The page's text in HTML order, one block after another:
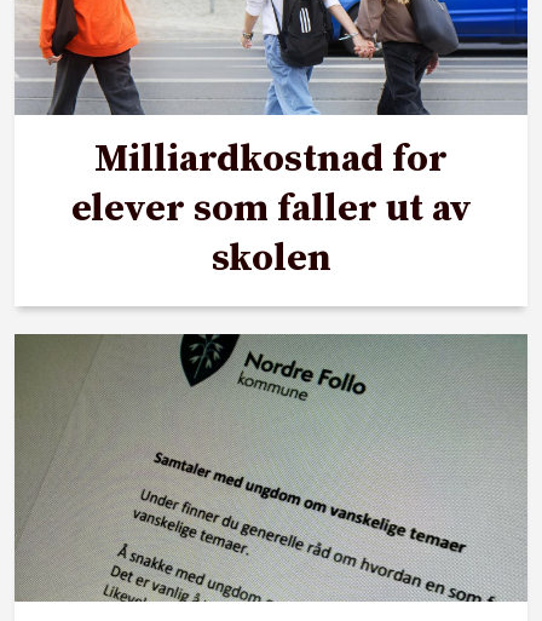
Milliardkostnad for
elever som faller ut av
skolen